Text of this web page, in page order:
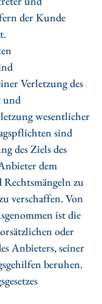
der Kunde
Verletzung des
und
wesentlicher
sind
des Ziels des
dem
zu
verschaffen. Von
ist die
oder
Anbieters, seiner
beruhen.